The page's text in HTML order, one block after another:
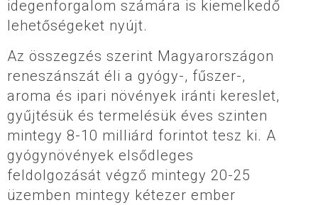
idegenforgalom számára is kiemelkedő
lehetőségeket nyújt.
Az összegzés szerint Magyarországon
reneszánszát éli a gyógy-, fűszer-,
aroma és ipari növények iránti kereslet,
gyűjtésük és termelésük éves szinten
mintegy 8-10 milliárd forintot tesz ki. A
gyógynövények elsődleges
feldolgozását végző mintegy 20-25
üzemben mintegy kétezer ember